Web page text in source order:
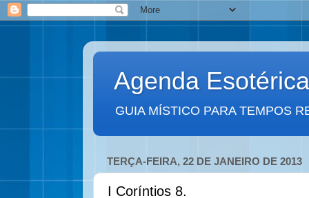
Agenda Esotérica
GUIA MÍSTICO PARA TEMPOS
TERÇA-FEIRA, 22 DE JANEIRO DE 2013
I Coríntios 8.